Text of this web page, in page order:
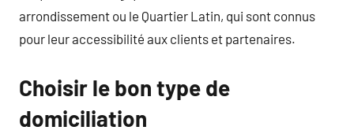
arrondissement ou le Quartier Latin, qui sont connus
pour leur accessibilité aux clients et partenaires.
Choisir le bon type de
domiciliation